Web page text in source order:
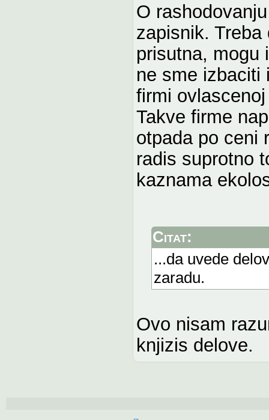
O
zapisnik.
prisutna, mogu
ne sme izbaciti
firmi
Takve firme
otpada po ceni
radis suprotno
kaznama
Citat:
...da uvede
zaradu.
Ovo nisam
knjizis delove.